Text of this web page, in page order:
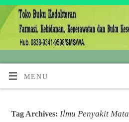
MENU
Tag Archives: Ilmu Penyakit Mata